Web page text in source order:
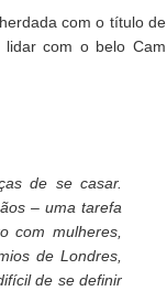
com o título de
lidar com o belo Cam
de se casar.
– uma tarefa
com mulheres,
de Londres,
de se definir